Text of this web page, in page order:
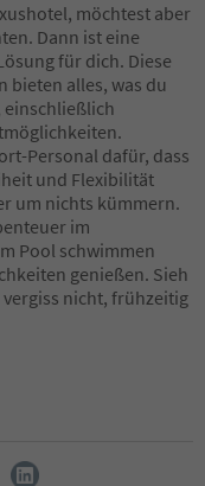
möchtest aber
Dann ist eine
für dich. Diese
bieten alles, was du
Personal dafür, dass
und Flexibilität
um nichts kümmern.
im
Pool schwimmen
genießen. Sieh
nicht, frühzeitig